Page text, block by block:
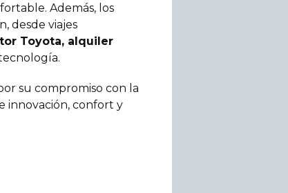
Además, los
desde viajes
Toyota, alquiler
su compromiso con la
innovación, confort y